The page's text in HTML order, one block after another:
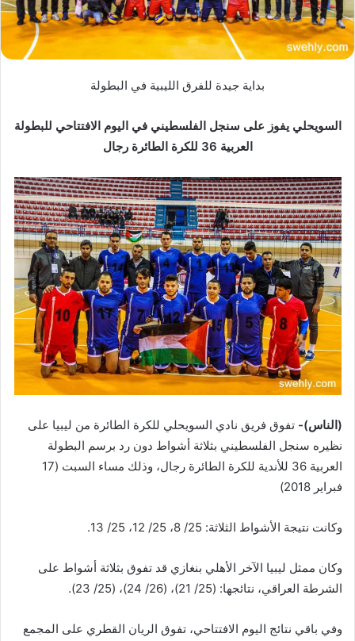
ك
ت
ن
بداية جيدة للفرق الليبية في البطولة
السويحلي يفوز على سنجل الفلسطيني في اليوم الافتتاحي للبطولة
العربية 36 للكرة الطائرة رجال
(الناس)- تفوق فريق نادي السويحلي للكرة الطائرة من ليبيا على
نظيره سنجل الفلسطيني بثلاثة أشواط دون رد برسم البطولة
العربية 36 للأندية للكرة الطائرة رجال، وذلك مساء السبت (17
فبراير 2018)
وكانت نتيجة الأشواط الثلاثة: 25/ 8، 25/ 12، 25/ 13.
وكان ممثل ليبيا الآخر الأهلي بنغازي قد تفوق بثلاثة أشواط على
الشرطة العراقي، نتائجها: (25/ 21)، (26/ 24)، (25/ 23).
وفي باقي نتائج اليوم الافتتاحي، تفوق الريان القطري على المجمع